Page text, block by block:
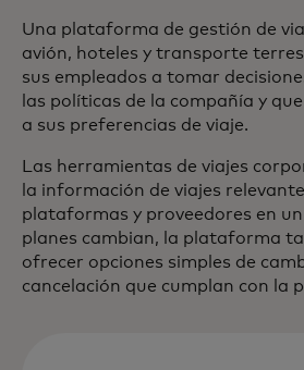
Una plataforma de gestión de
avión, hoteles y transporte
sus empleados a tomar
las políticas de la compañía y
a sus preferencias de viaje.
Las herramientas de viajes
la información de viajes
plataformas y proveedores en un
planes cambian, la plataforma
ofrecer opciones simples de
cancelación que cumplan con la